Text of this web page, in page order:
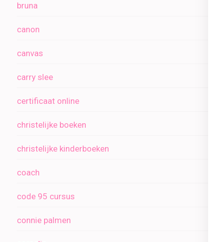
bruna
canon
canvas
carry slee
certificaat online
christelijke boeken
christelijke kinderboeken
coach
code 95 cursus
connie palmen